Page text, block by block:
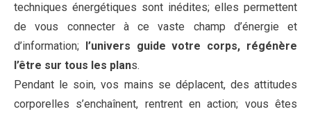
techniques énergétiques sont inédites; elles permettent
de vous connecter à ce vaste champ d’énergie et
d’information;
l’univers guide votre corps, régénère
l’être sur tous les plans.
Pendant le soin, vos mains se déplacent, des attitudes
corporelles s’enchaînent, rentrent en action; vous êtes